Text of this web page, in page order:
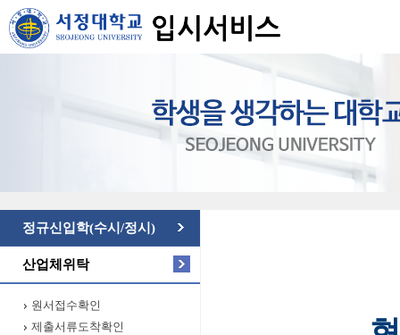
정규신입학(수시/정시)
산업체위탁
원서접수확인
제출서류도착확인